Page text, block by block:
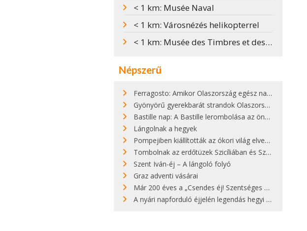
< 1 km: Musée Naval
< 1 km: Városnézés helikopterrel
< 1 km: Musée des Timbres et des Monnaies
Népszerű
Ferragosto: Amikor Olaszország egész nap nyaral
Gyönyörű gyerekbarát strandok Olaszországban - megmutatjuk a 15 legjobbat
Bastille nap: A Bastille lerombolása az önkényuralom végét jelentette
Lángolnak a hegyek
Pompejiben kiállították az ókori világ elveszett híres szobrának másolatát
Tombolnak az erdőtüzek Szicíliában és Szardínián
Szent Iván-éj – A lángoló folyó
Graz adventi vásárai
Már 200 éves a „Csendes éj! Szentséges éj!”
A nyári napforduló éjjelén legendás hegyi tüzek világítják meg Zugspitzét